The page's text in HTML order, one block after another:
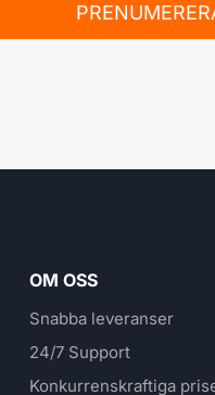
OM OSS
Snabba leveranser
24/7 Support
Konkurrenskraftiga